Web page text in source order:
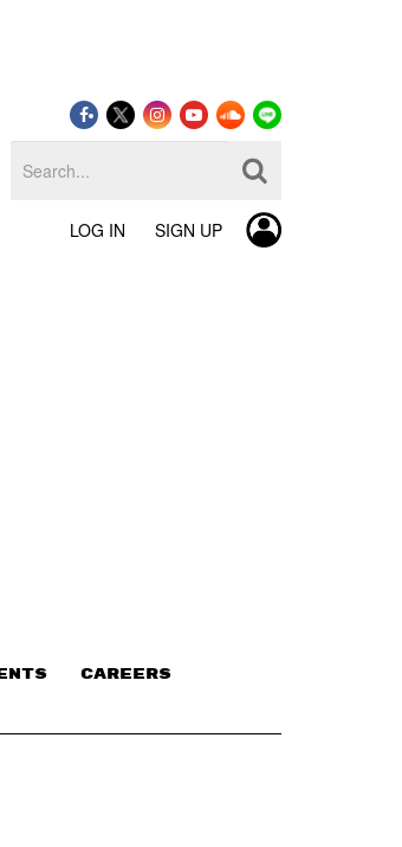
LOG IN SIGN UP
CAREERS